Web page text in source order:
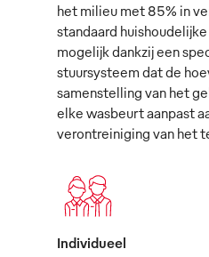
het milieu met 85% in
standaard
mogelijk dankzij een
stuursysteem dat de
samenstelling van het
elke wasbeurt aanpast
verontreiniging van het
Individueel